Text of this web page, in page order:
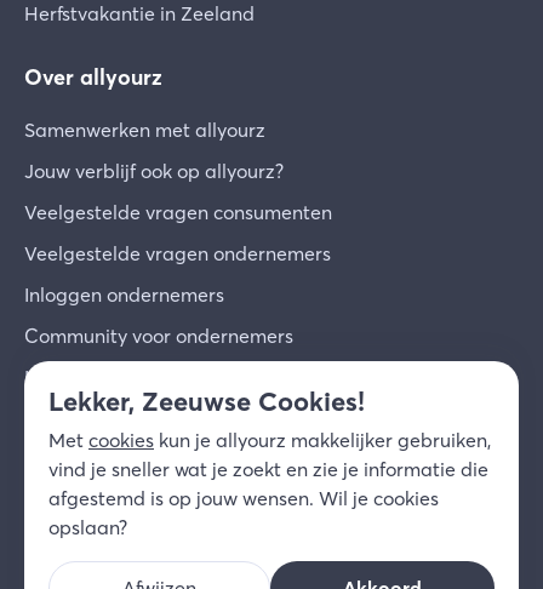
Herfstvakantie in Zeeland
Over allyourz
Samenwerken met allyourz
Jouw verblijf ook op allyourz?
Veelgestelde vragen consumenten
Veelgestelde vragen ondernemers
Inloggen ondernemers
Community voor ondernemers
Inschrijven voor de nieuwsbrief
Over ons
Contact
© 2026 allyourz b.v.
Lekker, Zeeuwse Cookies!
Met cookies kun je allyourz makkelijker gebruiken,
vind je sneller wat je zoekt en zie je informatie die
afgestemd is op jouw wensen. Wil je cookies
opslaan?